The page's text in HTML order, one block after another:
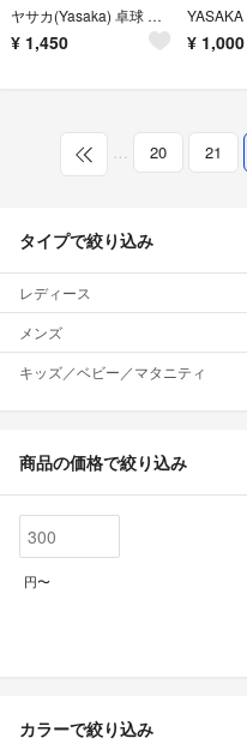
ヤサカ(Yasaka) 卓球 ラケットケース ロゴガードケース ハードタイプ
¥ 1,450 ¥ 1,000
… 20 21
タイプで絞り込み
レディース
メンズ
キッズ／ベビー／マタニティ
商品の価格で絞り込み
円〜
カラーで絞り込み